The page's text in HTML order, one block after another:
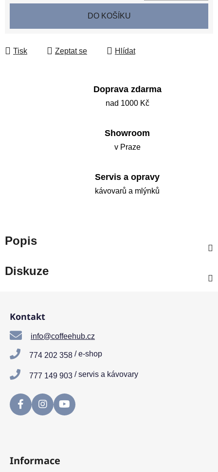
DO KOŠÍKU
Tisk Zeptat se Hlídat
Doprava zdarma
nad 1000 Kč
Showroom
v Praze
Servis a opravy
kávovarů a mlýnků
Popis
Diskuze
Kontakt
info@coffeehub.cz
774 202 358 / e-shop
777 149 903 / servis a kávovary
Informace